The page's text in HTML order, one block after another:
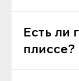
Есть ли
плиссе?